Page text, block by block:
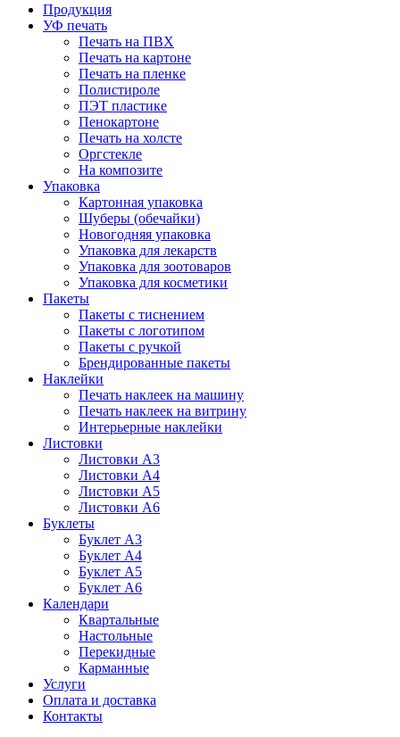
Продукция
УФ печать
Печать на ПВХ
Печать на картоне
Печать на пленке
Полистироле
ПЭТ пластике
Пенокартоне
Печать на холсте
Оргстекле
На композите
Упаковка
Картонная упаковка
Шуберы (обечайки)
Новогодняя упаковка
Упаковка для лекарств
Упаковка для зоотоваров
Упаковка для косметики
Пакеты
Пакеты с тиснением
Пакеты с логотипом
Пакеты с ручкой
Брендированные пакеты
Наклейки
Печать наклеек на машину
Печать наклеек на витрину
Интерьерные наклейки
Листовки
Листовки А3
Листовки А4
Листовки А5
Листовки А6
Буклеты
Буклет А3
Буклет А4
Буклет А5
Буклет А6
Календари
Квартальные
Настольные
Перекидные
Карманные
Услуги
Оплата и доставка
Контакты